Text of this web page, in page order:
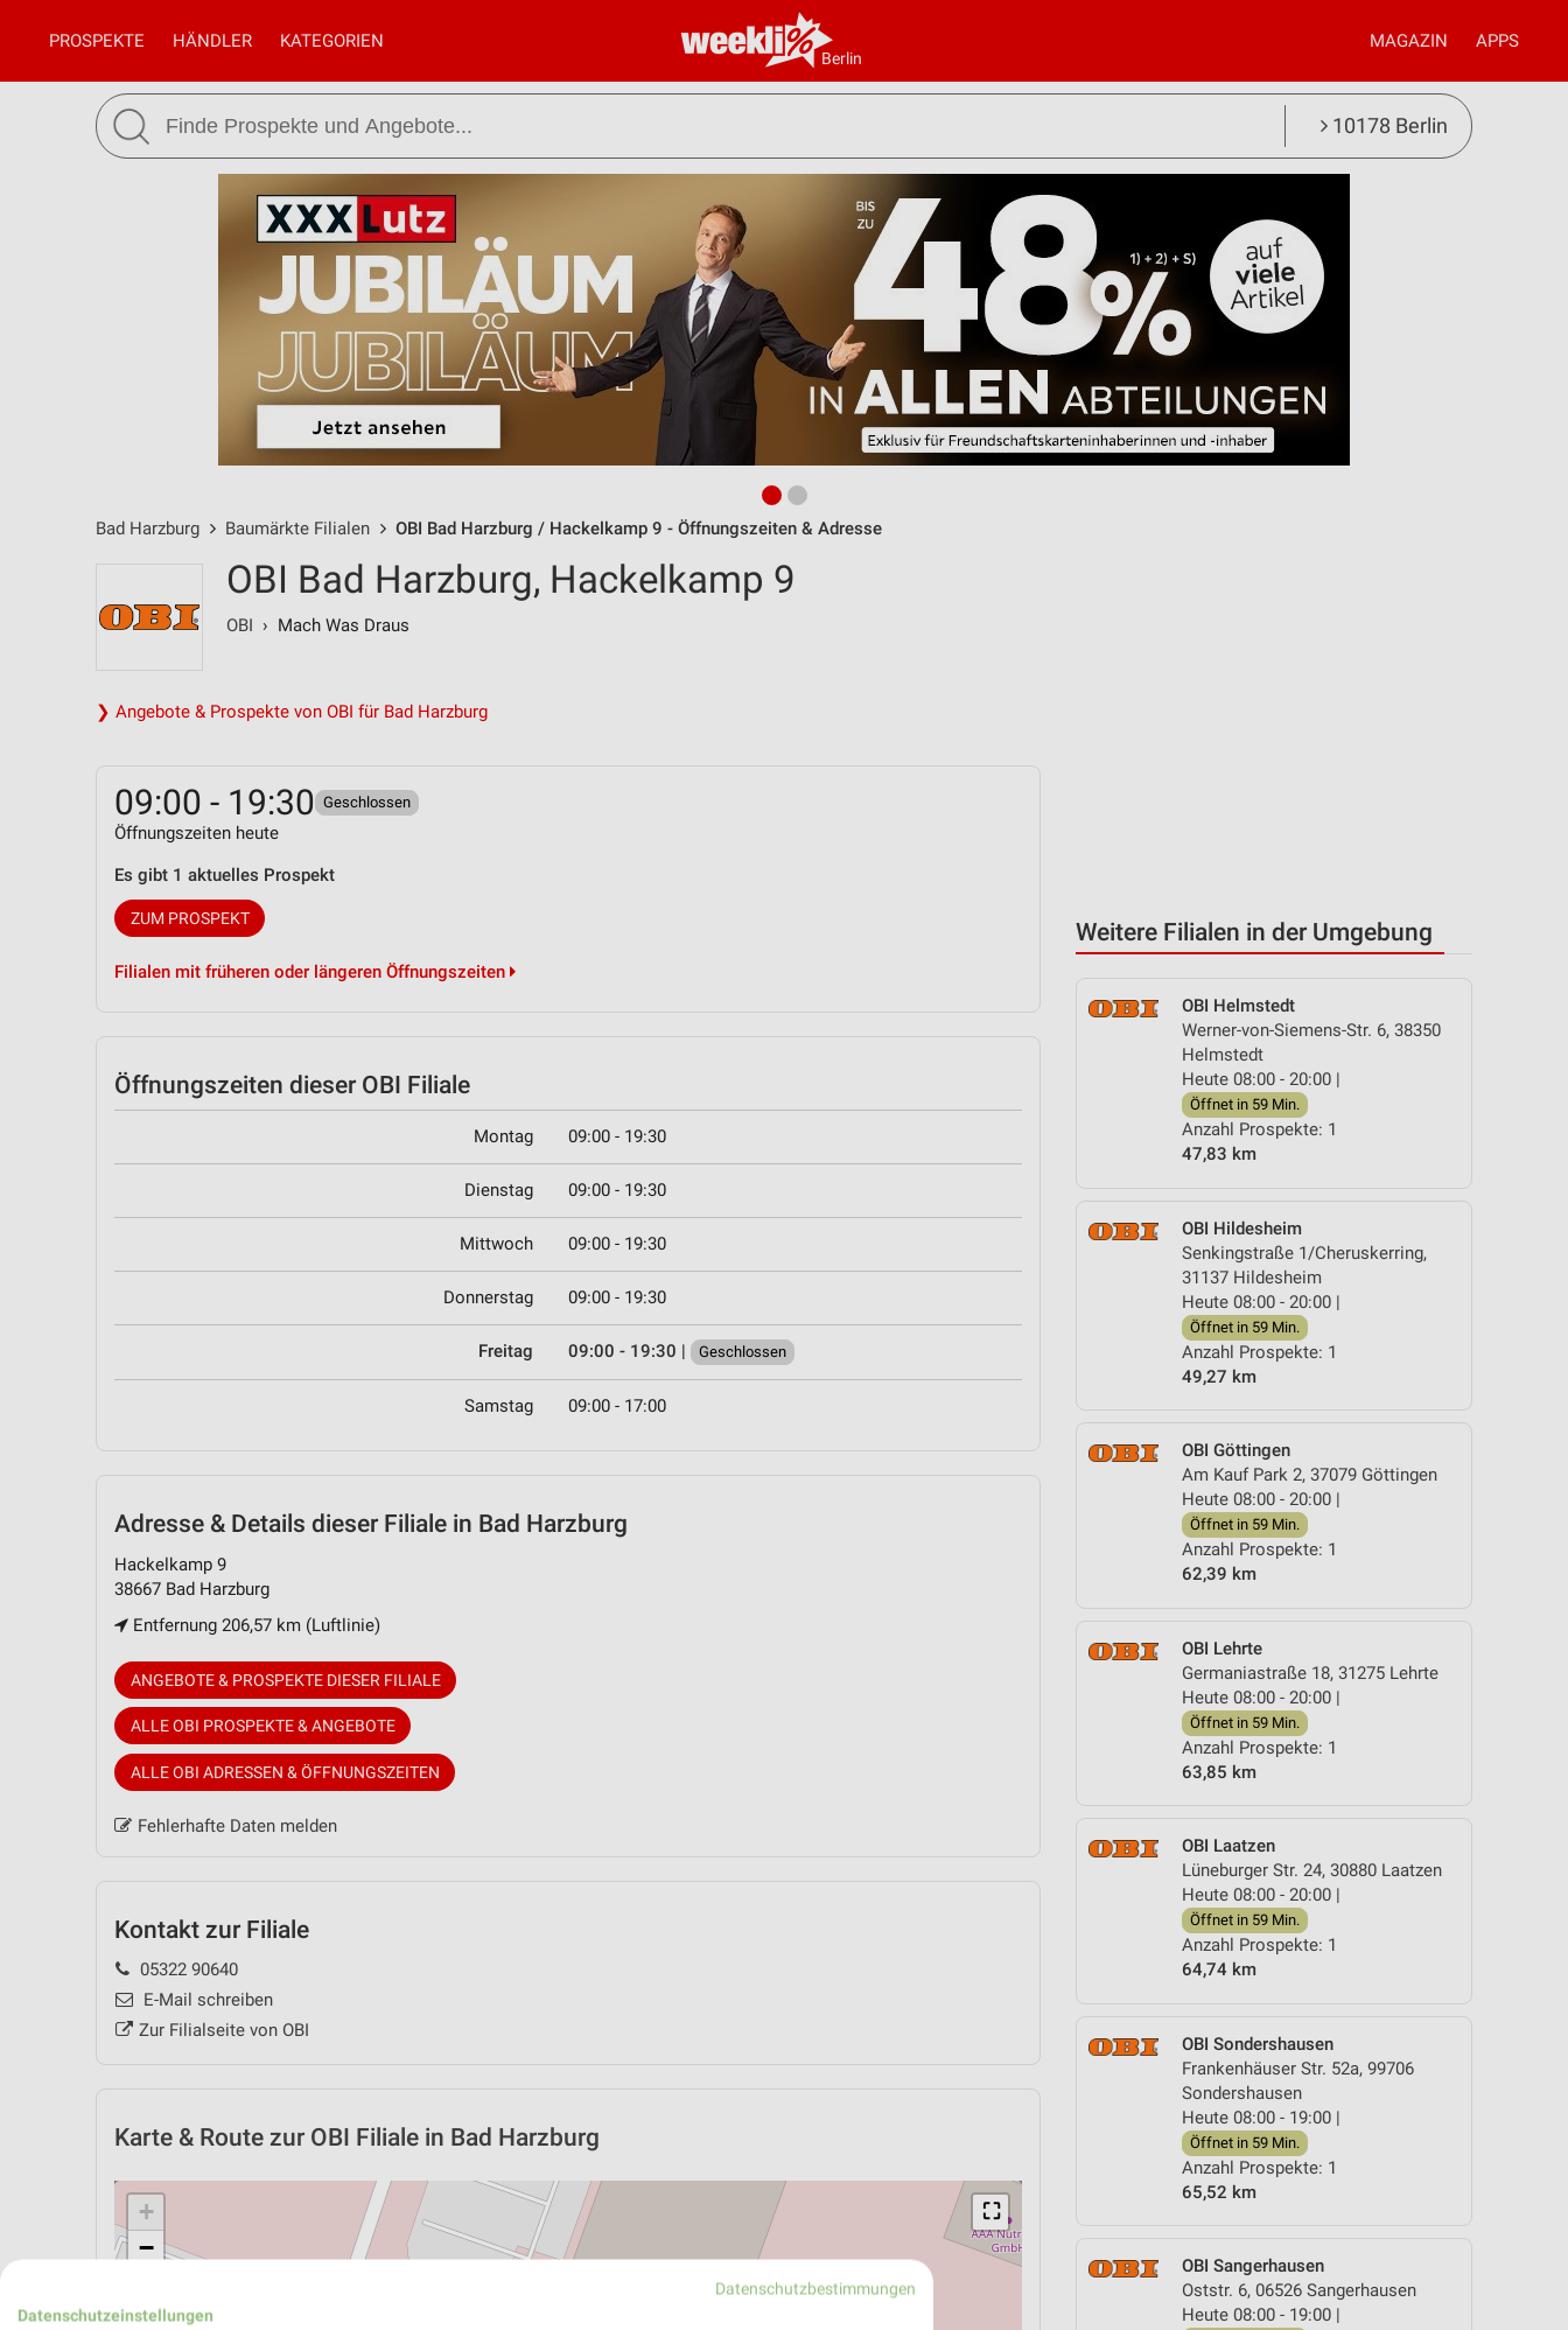
Berlin
PROSPEKTE HÄNDLER KATEGORIEN MAGAZIN APPS
10178 Berlin
Bad Harzburg Baumärkte Filialen OBI Bad Harzburg / Hackelkamp 9 - Öffnungszeiten & Adresse
Weitere Filialen in der Umgebung
OBI Helmstedt
Werner-von-Siemens-Str. 6, 38350
Helmstedt
Heute 08:00 - 20:00 |
Öffnet in 59 Min.
Anzahl Prospekte: 1
47,83 km
OBI Hildesheim
Senkingstraße 1/Cheruskerring,
31137 Hildesheim
Heute 08:00 - 20:00 |
Öffnet in 59 Min.
Anzahl Prospekte: 1
49,27 km
OBI Göttingen
Am Kauf Park 2, 37079 Göttingen
Heute 08:00 - 20:00 |
Öffnet in 59 Min.
Anzahl Prospekte: 1
62,39 km
OBI Lehrte
Germaniastraße 18, 31275 Lehrte
Heute 08:00 - 20:00 |
Öffnet in 59 Min.
Anzahl Prospekte: 1
63,85 km
OBI Laatzen
Lüneburger Str. 24, 30880 Laatzen
Heute 08:00 - 20:00 |
Öffnet in 59 Min.
Anzahl Prospekte: 1
64,74 km
OBI Sondershausen
Frankenhäuser Str. 52a, 99706
Sondershausen
Heute 08:00 - 19:00 |
Öffnet in 59 Min.
Anzahl Prospekte: 1
65,52 km
OBI Sangerhausen
Oststr. 6, 06526 Sangerhausen
Heute 08:00 - 19:00 |
OBI Bad Harzburg, Hackelkamp 9
OBI › Mach Was Draus
❯ Angebote & Prospekte von OBI für Bad Harzburg
09:00 - 19:30 Geschlossen
Öffnungszeiten heute
Es gibt 1 aktuelles Prospekt
ZUM PROSPEKT
Filialen mit früheren oder längeren Öffnungszeiten
Öffnungszeiten dieser OBI Filiale
Montag 09:00 - 19:30
Dienstag 09:00 - 19:30
Mittwoch 09:00 - 19:30
Donnerstag 09:00 - 19:30
Freitag 09:00 - 19:30 | Geschlossen
Samstag 09:00 - 17:00
Adresse & Details dieser Filiale in Bad Harzburg
Hackelkamp 9
38667 Bad Harzburg
Entfernung 206,57 km (Luftlinie)
ANGEBOTE & PROSPEKTE DIESER FILIALE
ALLE OBI PROSPEKTE & ANGEBOTE
ALLE OBI ADRESSEN & ÖFFNUNGSZEITEN
Fehlerhafte Daten melden
Kontakt zur Filiale
05322 90640
E-Mail schreiben
Zur Filialseite von OBI
Karte & Route zur OBI Filiale in Bad Harzburg
⛶
+
−
Datenschutzbestimmungen
Datenschutzeinstellungen